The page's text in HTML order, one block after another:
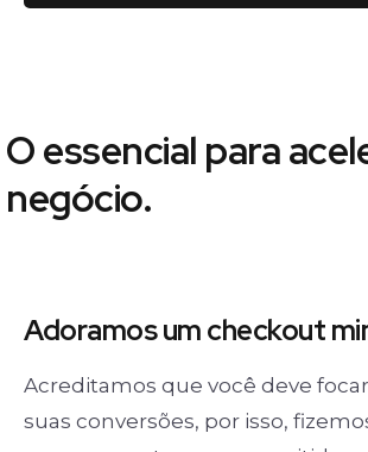
O essencial para
negócio.
Adoramos umcheckout
Acreditamos que você deve
suas conversões, por isso,